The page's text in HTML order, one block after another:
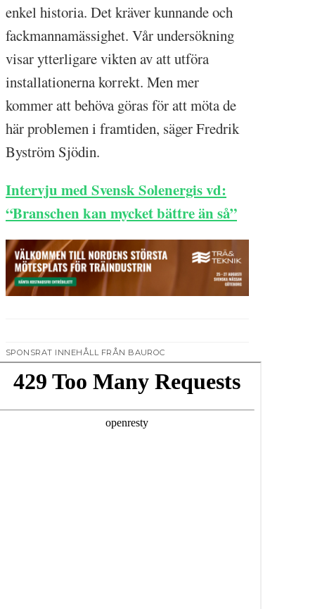
enkel historia. Det kräver kunnande och
fackmannamässighet. Vår undersökning
visar ytterligare vikten av att utföra
installationerna korrekt. Men mer
kommer att behöva göras för att möta de
här problemen i framtiden, säger Fredrik
Byström Sjödin.
Intervju med Svensk Solenergis vd:
“Branschen kan mycket bättre än så”
SPONSRAT INNEHÅLL FRÅN BAUROC